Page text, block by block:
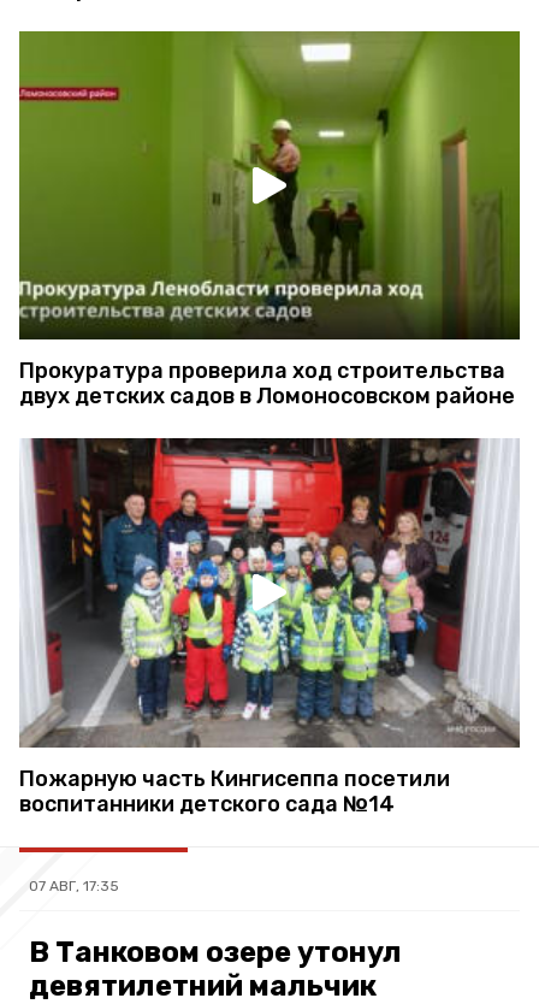
Прокуратура проверила ход строительства
двух детских садов в Ломоносовском районе
Пожарную часть Кингисеппа посетили
воспитанники детского сада №14
07 АВГ, 17:35
В Танковом озере утонул
девятилетний мальчик